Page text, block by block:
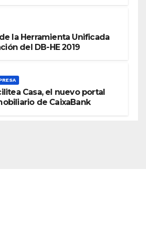
la Herramienta Unificada
del DB-HE 2019
Casa, el nuevo portal
de CaixaBank